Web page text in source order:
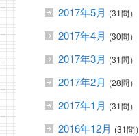
2017年5月 (31問）
2017年4月 (30問）
2017年3月 (31問）
2017年2月 (28問）
2017年1月 (31問）
2016年12月 (31問）